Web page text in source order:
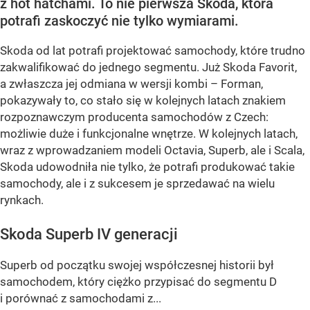
z hot hatchami. To nie pierwsza Skoda, która
potrafi zaskoczyć nie tylko wymiarami.
Skoda od lat potrafi projektować samochody, które trudno
zakwalifikować do jednego segmentu. Już Skoda Favorit,
a zwłaszcza jej odmiana w wersji kombi – Forman,
pokazywały to, co stało się w kolejnych latach znakiem
rozpoznawczym producenta samochodów z Czech:
możliwie duże i funkcjonalne wnętrze. W kolejnych latach,
wraz z wprowadzaniem modeli Octavia, Superb, ale i Scala,
Skoda udowodniła nie tylko, że potrafi produkować takie
samochody, ale i z sukcesem je sprzedawać na wielu
rynkach.
Skoda Superb IV generacji
Superb od początku swojej współczesnej historii był
samochodem, który ciężko przypisać do segmentu D
i porównać z samochodami z...